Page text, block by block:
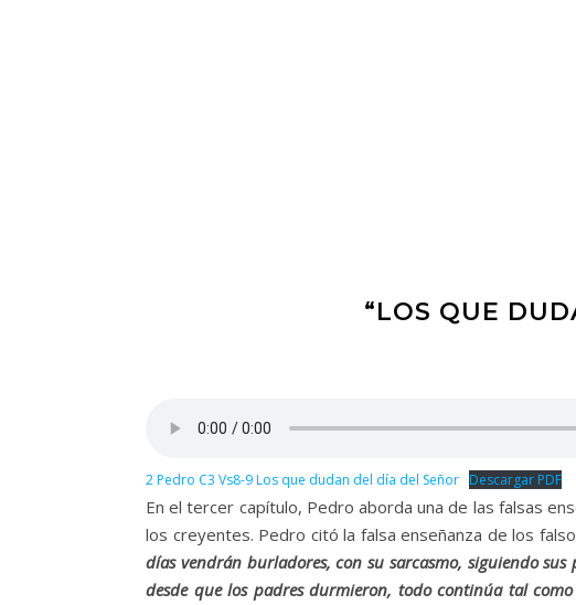
“LOS QUE
2 Pedro C3 Vs8-9 Los que dudan del día del Señor Descargar PDF
En el tercer capítulo, Pedro aborda una de las falsas
los creyentes. Pedro citó la falsa enseñanza de los
días vendrán burladores, con su sarcasmo, siguiendo
desde que los padres durmieron, todo continúa tal